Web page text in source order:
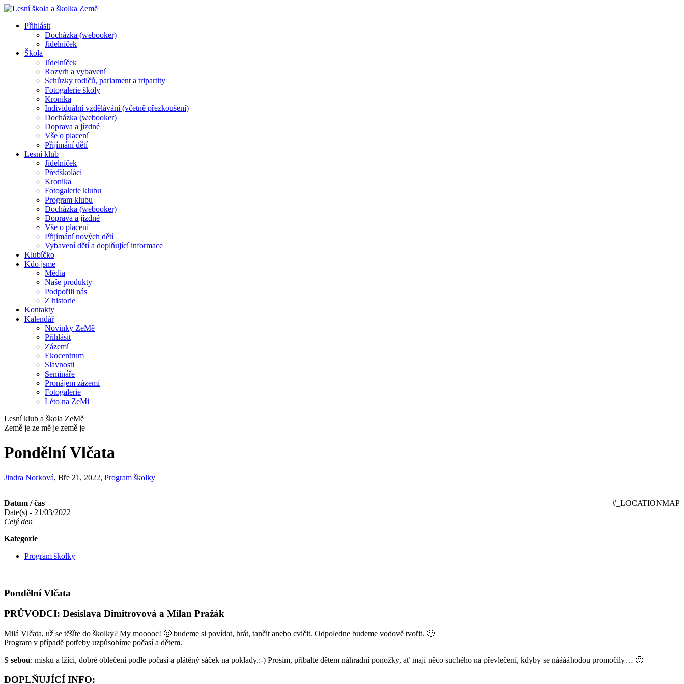
Přihlásit
Docházka (webooker)
Jídelníček
Škola
Jídelníček
Rozvrh a vybavení
Schůzky rodičů, parlament a tripartity
Fotogalerie školy
Kronika
Individuální vzdělávání (včetně přezkoušení)
Docházka (webooker)
Doprava a jízdné
Vše o placení
Přijímání dětí
Lesní klub
Jídelníček
Předškoláci
Kronika
Fotogalerie klubu
Program klubu
Docházka (webooker)
Doprava a jízdné
Vše o placení
Přijímání nových dětí
Vybavení dětí a doplňující informace
Klubíčko
Kdo jsme
Média
Naše produkty
Podpořili nás
Z historie
Kontakty
Kalendář
Novinky ZeMě
Přihlásit
Zázemí
Ekocentrum
Slavnosti
Semináře
Pronájem zázemí
Fotogalerie
Léto na ZeMi
Lesní klub a škola ZeMě
Země je ze mě je země je
Pondělní Vlčata
Jindra Norková, Bře 21, 2022, Program školky
#_LOCATIONMAP
Datum / čas
Date(s) - 21/03/2022
Celý den
Kategorie
Program školky
Pondělní Vlčata
PRŮVODCI: Desislava Dimitrovová a Milan Pražák
Milá Vlčata, už se těšíte do školky? My mooooc! 🙂 budeme si povídat, hrát, tančit anebo cvičit. Odpoledne budeme vodově tvořit. 🙂
Program v případě potřeby uzpůsobíme počasí a dětem.
S sebou: misku a lžíci, dobré oblečení podle počasí a plátěný sáček na poklady.:-) Prosím, přibalte dětem náhradní ponožky, ať mají něco suchého na převlečení, kdyby se nááááhodou promočily… 🙂
DOPLŇUJÍCÍ INFO: